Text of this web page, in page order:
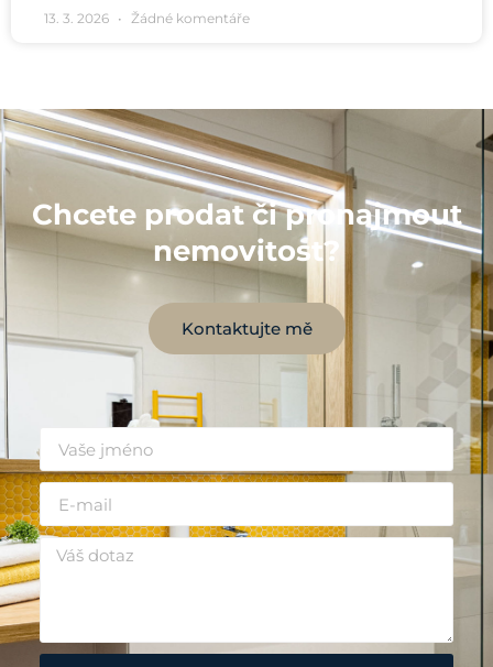
13. 3. 2026 Žádné komentáře
Chcete prodat či pronajmout
nemovitost?
Kontaktujte mě